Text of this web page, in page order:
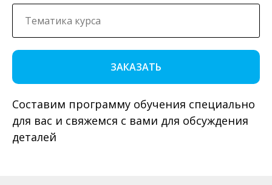
ЗАКАЗАТЬ
Составим программу обучения специально
для вас и свяжемся с вами для обсуждения
деталей